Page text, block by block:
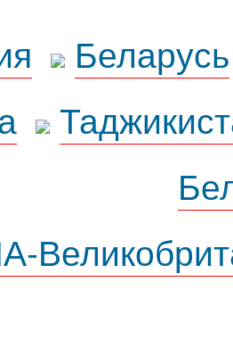
Беларусь